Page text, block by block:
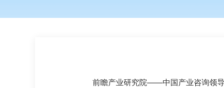
前瞻产业研究院——中国产业咨询领导